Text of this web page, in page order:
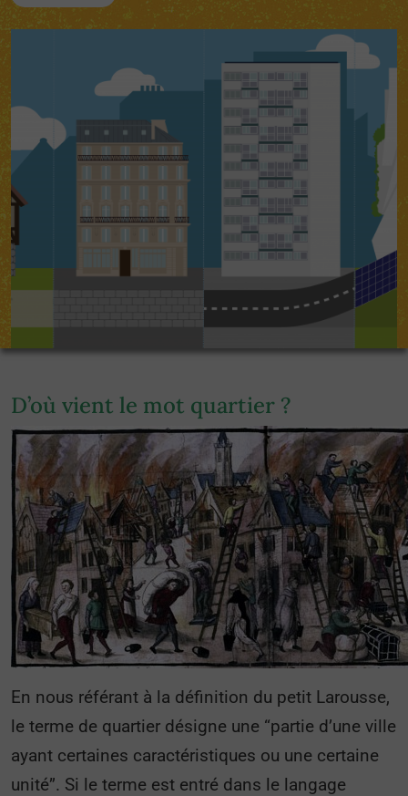
D’où vient le mot quartier ?
En nous référant à la définition du petit Larousse,
le terme de quartier désigne une “partie d’une ville
ayant certaines caractéristiques ou une certaine
unité”. Si le terme est entré dans le langage